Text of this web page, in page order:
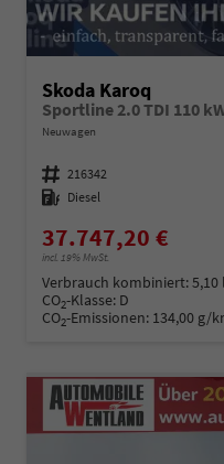
Skoda Karoq
Neuwagen
Fahrzeugnummer 216342
Kraftstoff Diesel
37.747,20 €
incl. 19% MwSt.
Verbrauch kombiniert:5,10
CO2-Klasse: D
CO2-Emissionen: 134,00 g/